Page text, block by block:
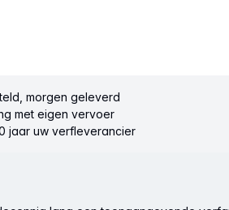
morgen geleverd
met eigen vervoer
jaar uw verfleverancier